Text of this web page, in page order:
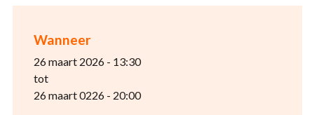
Wanneer
26 maart 2026 - 13:30
tot
26 maart 0226 - 20:00